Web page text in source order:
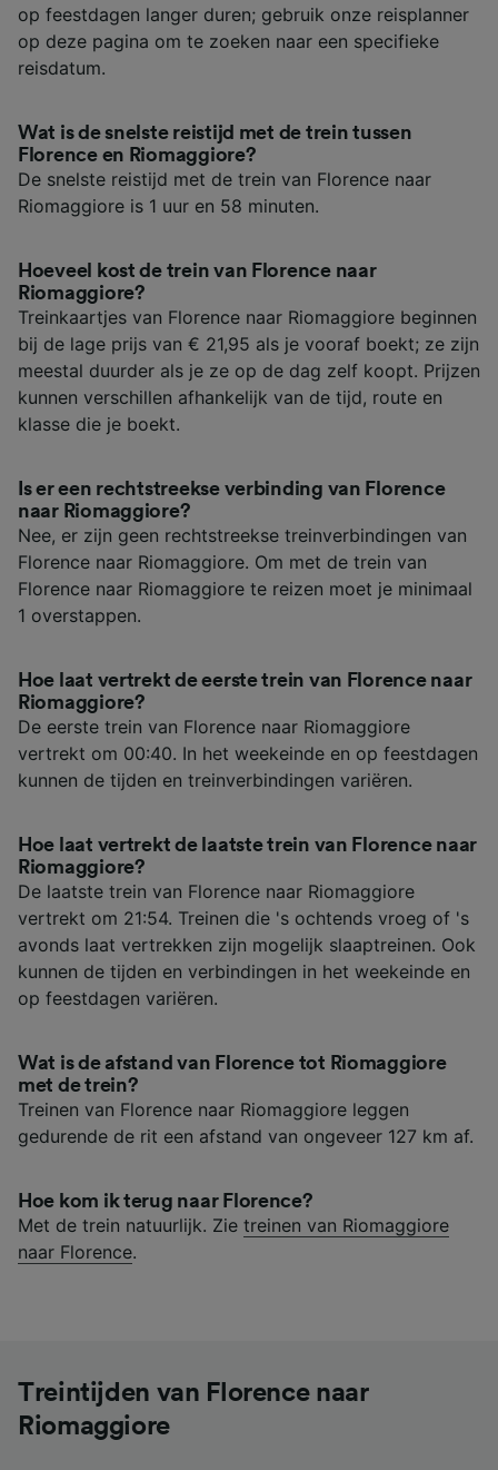
op feestdagen langer duren; gebruik onze reisplanner
op deze pagina om te zoeken naar een specifieke
reisdatum.
Wat is de snelste reistijd met de trein tussen
Florence en Riomaggiore?
De snelste reistijd met de trein van Florence naar
Riomaggiore is 1 uur en 58 minuten.
Hoeveel kost de trein van Florence naar
Riomaggiore?
Treinkaartjes van Florence naar Riomaggiore beginnen
bij de lage prijs van € 21,95 als je vooraf boekt; ze zijn
meestal duurder als je ze op de dag zelf koopt. Prijzen
kunnen verschillen afhankelijk van de tijd, route en
klasse die je boekt.
Is er een rechtstreekse verbinding van Florence
naar Riomaggiore?
Nee, er zijn geen rechtstreekse treinverbindingen van
Florence naar Riomaggiore. Om met de trein van
Florence naar Riomaggiore te reizen moet je minimaal
1 overstappen.
Hoe laat vertrekt de eerste trein van Florence naar
Riomaggiore?
De eerste trein van Florence naar Riomaggiore
vertrekt om 00:40. In het weekeinde en op feestdagen
kunnen de tijden en treinverbindingen variëren.
Hoe laat vertrekt de laatste trein van Florence naar
Riomaggiore?
De laatste trein van Florence naar Riomaggiore
vertrekt om 21:54. Treinen die 's ochtends vroeg of 's
avonds laat vertrekken zijn mogelijk slaaptreinen. Ook
kunnen de tijden en verbindingen in het weekeinde en
op feestdagen variëren.
Wat is de afstand van Florence tot Riomaggiore
met de trein?
Treinen van Florence naar Riomaggiore leggen
gedurende de rit een afstand van ongeveer 127 km af.
Hoe kom ik terug naar Florence?
Met de trein natuurlijk. Zie treinen van Riomaggiore
naar Florence.
Treintijden van Florence naar
Riomaggiore